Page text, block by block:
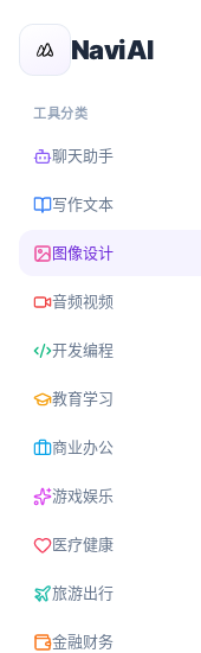
NaviAI
工具分类
聊天助手
写作文本
图像设计
音频视频
开发编程
教育学习
商业办公
游戏娱乐
医疗健康
旅游出行
金融财务